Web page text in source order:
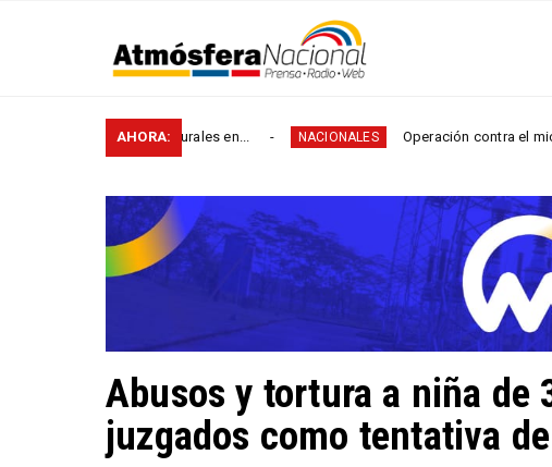
AHORA:
de vías rurales en... NACIONALES Operación contra el microtráfico
Abusos y tortura a niña de
juzgados como tentativa